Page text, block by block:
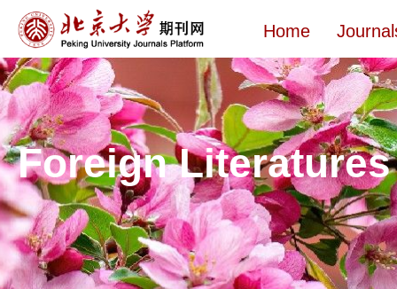
Home
Foreign Literatures